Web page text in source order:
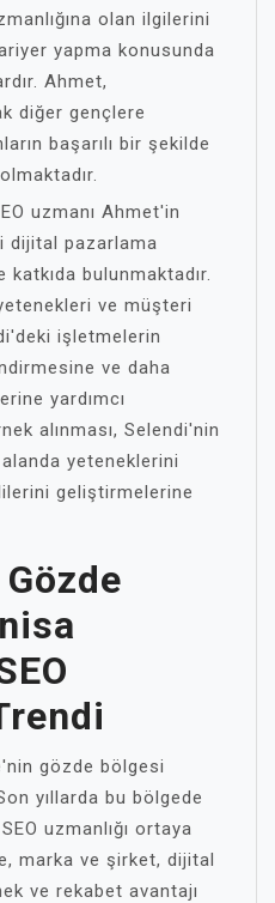
olan ilgilerini
yapma konusunda
Ahmet,
diğer gençlere
başarılı bir şekilde
uzmanı Ahmet'in
dijital pazarlama
bulunmaktadır.
ve müşteri
işletmelerin
ve daha
yardımcı
alınması, Selendi'nin
yeteneklerini
geliştirmelerine
gözde bölgesi
yıllarda bu bölgede
uzmanlığı ortaya
marka ve şirket, dijital
ve rekabet avantajı